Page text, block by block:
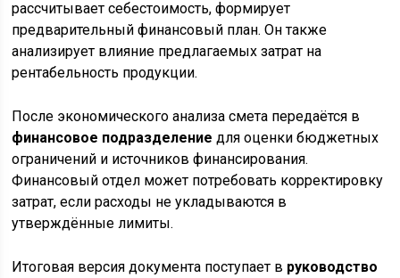
рассчитывает себестоимость, формирует
предварительный финансовый план. Он также
анализирует влияние предлагаемых затрат на
рентабельность продукции.
После экономического анализа смета передаётся в
финансовое подразделение для оценки бюджетных
ограничений и источников финансирования.
Финансовый отдел может потребовать корректировку
затрат, если расходы не укладываются в
утверждённые лимиты.
Итоговая версия документа поступает в руководство